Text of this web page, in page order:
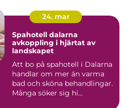
24. mar
Spahotell dalarna
avkoppling i hjärtat av
landskapet
Att bo på spahotell i Dalarna
handlar om mer än varma
bad och sköna behandlingar.
Många söker sig hi...